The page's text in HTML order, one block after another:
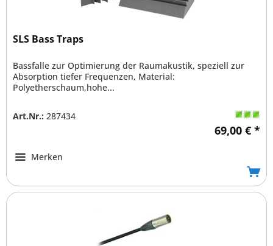
SLS Bass Traps
Bassfalle zur Optimierung der Raumakustik, speziell zur
Absorption tiefer Frequenzen, Material:
Polyetherschaum,hohe...
Art.Nr.: 287434
69,00 € *
Merken